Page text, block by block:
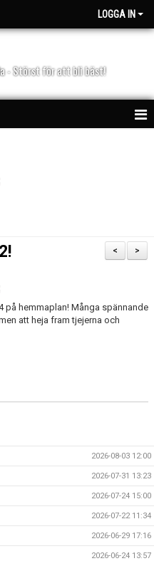
LOGGA IN
- Störst för att bli bäst!
>
<
på hemmaplan! Många spännande
att heja fram tjejerna och
2026-08-03 12:00
2026-07-31 13:23
2026-07-24 15:00
2026-07-22 11:34
2026-06-29 17:16
2026-06-24 13:57